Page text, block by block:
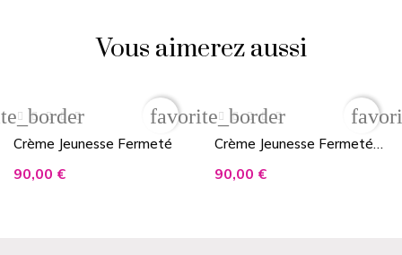
Vous devez vous connecter pour ajouter votre avis
Vous aimerez aussi
Crème Jeunesse Fermeté
90,00 €
favorite_border
Crème Jeunesse Fermeté
90,00 €